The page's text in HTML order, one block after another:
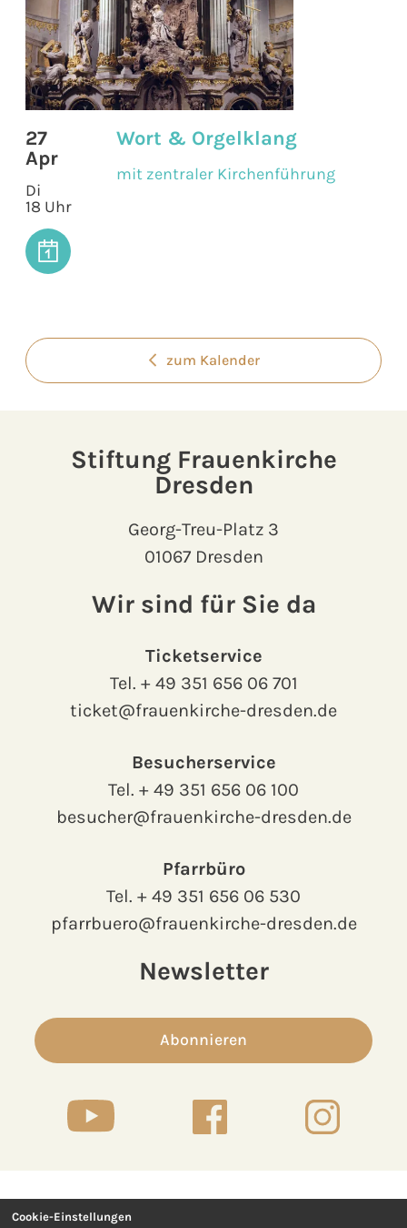
27
Apr
Di
18 Uhr
Wort & Orgelklang
mit zentraler Kirchenführung
zum Kalender
Stiftung Frauenkirche
Dresden
Georg-Treu-Platz 3
01067 Dresden
Wir sind für Sie da
Ticketservice
Tel. + 49 351 656 06 701
ticket@frauenkirche-dresden.de
Besucherservice
Tel. + 49 351 656 06 100
besucher@frauenkirche-dresden.de
Pfarrbüro
Tel. + 49 351 656 06 530
pfarrbuero@frauenkirche-dresden.de
Newsletter
Abonnieren
Kontakt
Cookie-Einstellungen